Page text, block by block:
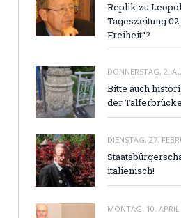
Replik zu
Tageszeitung
Freiheit“?
DONNERSTAG, 2.
Bitte auch
der
DIENSTAG, 27.
italienisch!
MONTAG, 10.